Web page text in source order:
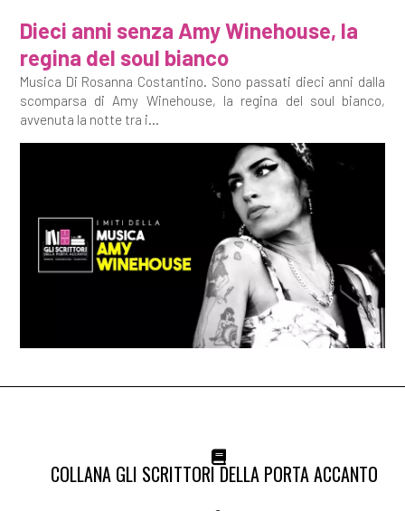
Dieci anni senza Amy Winehouse, la
regina del soul bianco
Musica Di Rosanna Costantino. Sono passati dieci anni dalla
scomparsa di Amy Winehouse, la regina del soul bianco,
avvenuta la notte tra i...
COLLANA GLI SCRITTORI DELLA PORTA ACCANTO